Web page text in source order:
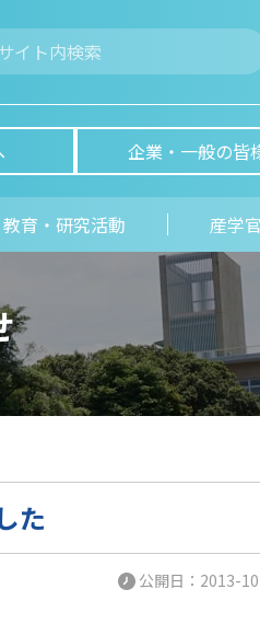
企業・一般の皆
教育・研究活動 産学
た
公開日：2013-